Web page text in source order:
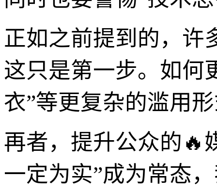
正如之前提到的，许
这只是第一步。如何
衣”等更复杂的滥用
再者，提升公众的🔥
一定为实”成为常态